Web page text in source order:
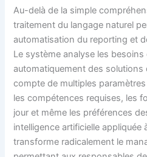
Au-delà de la simple
traitement du langage naturel
automatisation du reporting et
Le système analyse les
automatiquement des
compte de multiples
les compétences requises, les
jour et même les préférences
intelligence artificielle appliquée
transforme radicalement le